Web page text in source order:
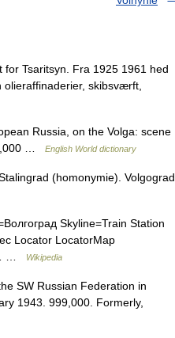
Tsaritsyn. Fra 1925 1961 hed
skibsværft,
Russia, on the Volga: scene
…
English World dictionary
(homonymie). Volgograd
Skyline=Train Station
Locator LocatorMap
…
Wikipedia
SW Russian Federation in
1943. 999,000. Formerly,